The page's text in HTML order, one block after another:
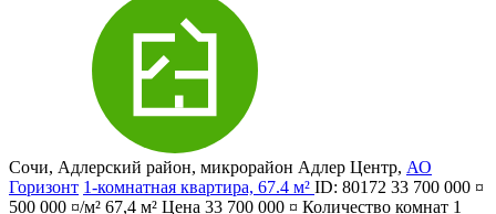
Сочи, Адлерский район, микрорайон Адлер Центр, АО
Горизонт 1-комнатная квартира, 67.4 м² ID: 80172 33 700 000 ¤
500 000 ¤/м² 67,4 м² Цена 33 700 000 ¤ Количество комнат 1